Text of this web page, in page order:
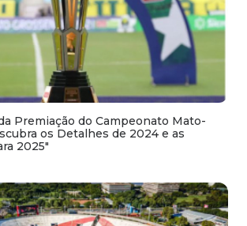
Premiação do Campeonato Mato-
os Detalhes de 2024 e as
2025"